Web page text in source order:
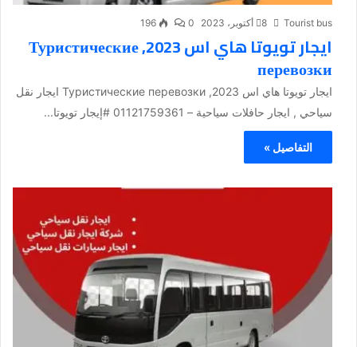
Tourist bus 8 أكتوبر، 2023 0
196
ايجار تويوتا هاي اس 2023, Туристические
перевозки
ايجار تويوتا هاي اس 2023, Туристические перевозки ايجار نقل
سياحي , ايجار حافلات سياحية – 01121759361 #إيجار تويوتا...
التفاصيل »